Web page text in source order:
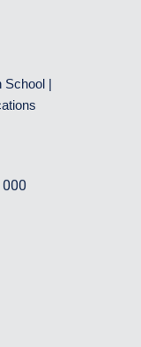
School |